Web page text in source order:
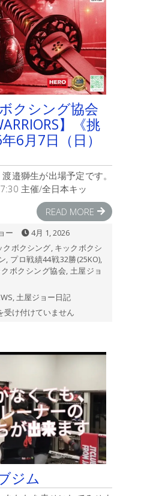
クシング協会
】《挑
6月7日（日）
邉獅生が出場予定です。
主催/全日本キッ
READ MORE
ー
4月 1, 2026
クボクシング キックボクシ
プロ戦績44戦32勝(25KO)
ボクシング協会 土屋ジョ
土屋ジョー日記
】
受け付けていません
ジム